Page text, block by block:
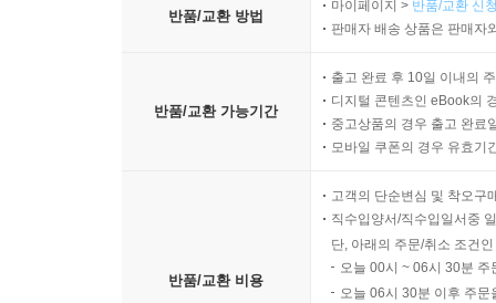
반품/교환 방법
마이페이지 > 반품/교환 신
판매자 배송 상품은 판매자
반품/교환 가능기간
출고 완료 후 10일 이내의
디지털 콘텐츠인 eBook의
중고상품의 경우 출고 완료
모바일 쿠폰의 경우 유효기
반품/교환 비용
고객의 단순변심 및 착오구
직수입양서/직수입일서중
단, 아래의 주문/취소 조건
오늘 00시 ~ 06시 30분
오늘 06시 30분 이후 주